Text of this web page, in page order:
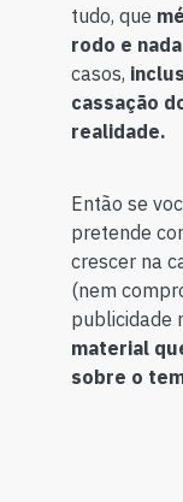
tudo, que
rodo e
casos,
cassação
realidade.
Então se
pretende
crescer na
(nem
publicidade
material
sobre o